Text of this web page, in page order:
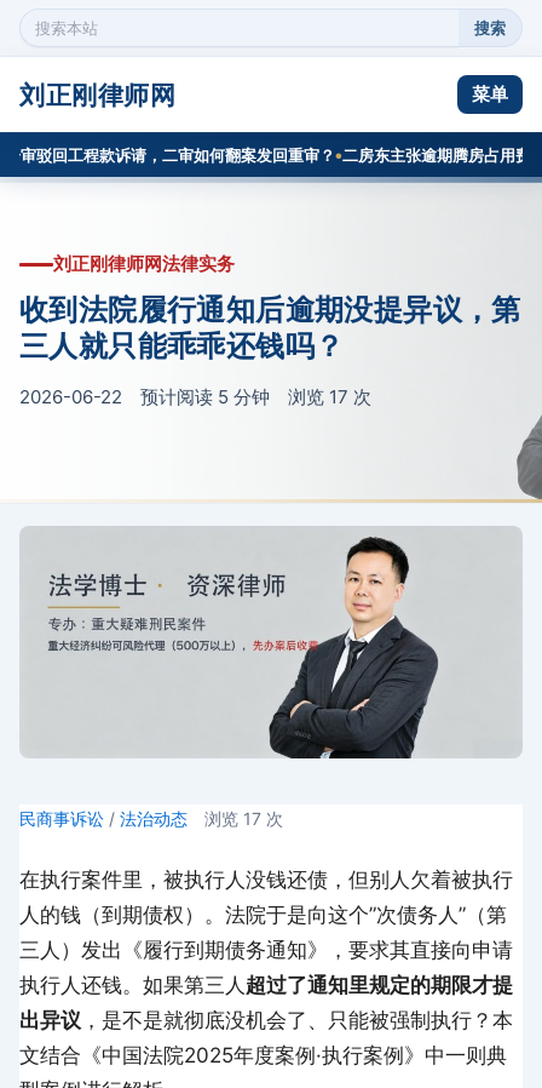
搜
索
本
站
内
容
搜索
刘正刚律师网 菜单
驳回工程款诉请，二审如何翻案发回重审？ 二房东主张逾期腾房占用费，次
刘正刚律师网法律实务
收到法院履行通知后逾期没提异议，第
三人就只能乖乖还钱吗？
2026-06-22 预计阅读 5 分钟 浏览 17 次
民商事诉讼 / 法治动态 浏览 17 次
在执行案件里，被执行人没钱还债，但别人欠着被执行
人的钱（到期债权）。法院于是向这个”次债务人”（第
三人）发出《履行到期债务通知》，要求其直接向申请
执行人还钱。如果第三人 超过了通知里规定的期限才提
出异议 ，是不是就彻底没机会了、只能被强制执行？本
文结合《中国法院2025年度案例·执行案例》中一则典